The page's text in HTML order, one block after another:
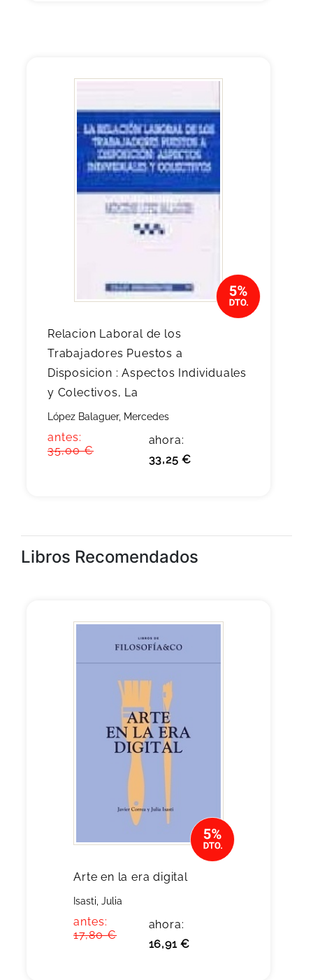
Relacion Laboral de los
Trabajadores Puestos a
Disposicion : Aspectos Individuales
y Colectivos, La
López Balaguer, Mercedes
antes:
35,00 €
ahora:
33,25 €
Libros Recomendados
Arte en la era digital
Isasti, Julia
antes:
17,80 €
ahora:
16,91 €